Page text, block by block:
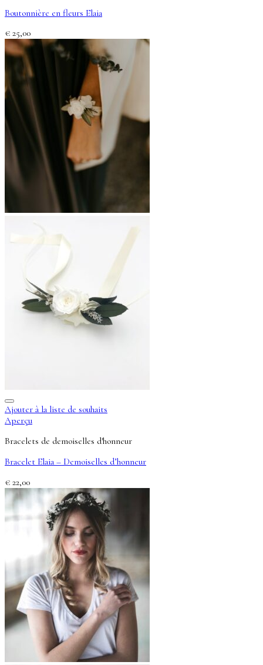
Boutonnière en fleurs Elaia
€ 25,00
Ajouter à la liste de souhaits
Aperçu
Bracelets de demoiselles d'honneur
Bracelet Elaia – Demoiselles d’honneur
€ 22,00